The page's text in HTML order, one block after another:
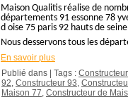
Maison Qualitis réalise de
départements 91 essonne 78
d oise 75 paris 92 hauts de
Nous desservons tous les
En savoir plus
Publié dans | Tags :
92, Constructeur 93,
Maison 77, Constructeur de